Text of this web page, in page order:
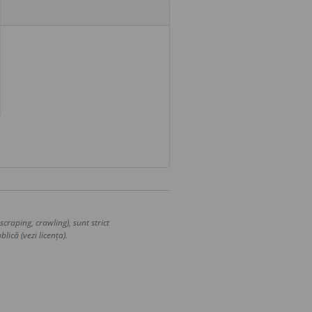
crawling), sunt strict
(vezi licența).